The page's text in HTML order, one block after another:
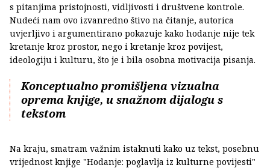
s pitanjima pristojnosti, vidljivosti i društvene kontrole.
Nudeći nam ovo izvanredno štivo na čitanje, autorica
uvjerljivo i argumentirano pokazuje kako hodanje nije tek
kretanje kroz prostor, nego i kretanje kroz povijest,
ideologiju i kulturu, što je i bila osobna motivacija pisanja.
Konceptualno promišljena vizualna
oprema knjige, u snažnom dijalogu s
tekstom
Na kraju, smatram važnim istaknuti kako uz tekst, posebnu
vrijednost knjige "Hodanje: poglavlja iz kulturne povijesti"